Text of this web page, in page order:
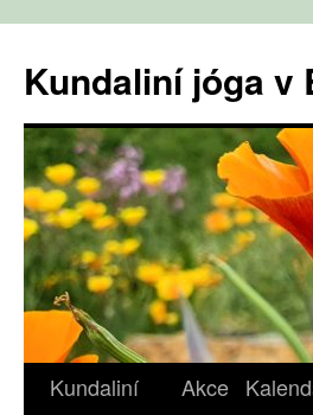
obsahu
webu
Kundaliní jóga v
Kundaliní
Akce